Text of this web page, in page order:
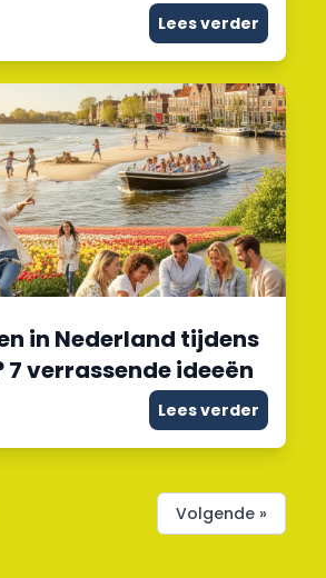
Lees verder
in Nederland tijdens
7 verrassende ideeën
Lees verder
Volgende »